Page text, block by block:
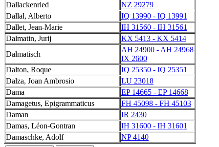
Dallackenried
NZ 29279
Dallal, Alberto
IQ 13990 - IQ 13991
Dallet, Jean-Marie
IH 31560 - IH 31561
Dalmatin, Jurij
KX 5413 - KX 5414
Dalmatisch
AH 24900 - AH 24968
IX 2600
Dalton, Roque
IQ 25350 - IQ 25351
Dalza, Joan Ambrosio
LU 23018
Dama
EP 14665 - EP 14668
Damagetus, Epigrammaticus
FH 45098 - FH 45103
Daman
IR 2430
Damas, Léon-Gontran
IH 31600 - IH 31601
Damaschke, Adolf
NP 4140